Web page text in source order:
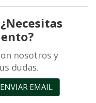
nosotros y
dudas.
ENVIAR EMAIL